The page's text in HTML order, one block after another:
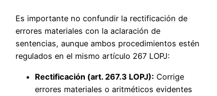
Es importante no confundir la rectificación de
errores materiales con la aclaración de
sentencias, aunque ambos procedimientos estén
regulados en el mismo artículo 267 LOPJ:
Rectificación (art. 267.3 LOPJ): Corrige
errores materiales o aritméticos evidentes